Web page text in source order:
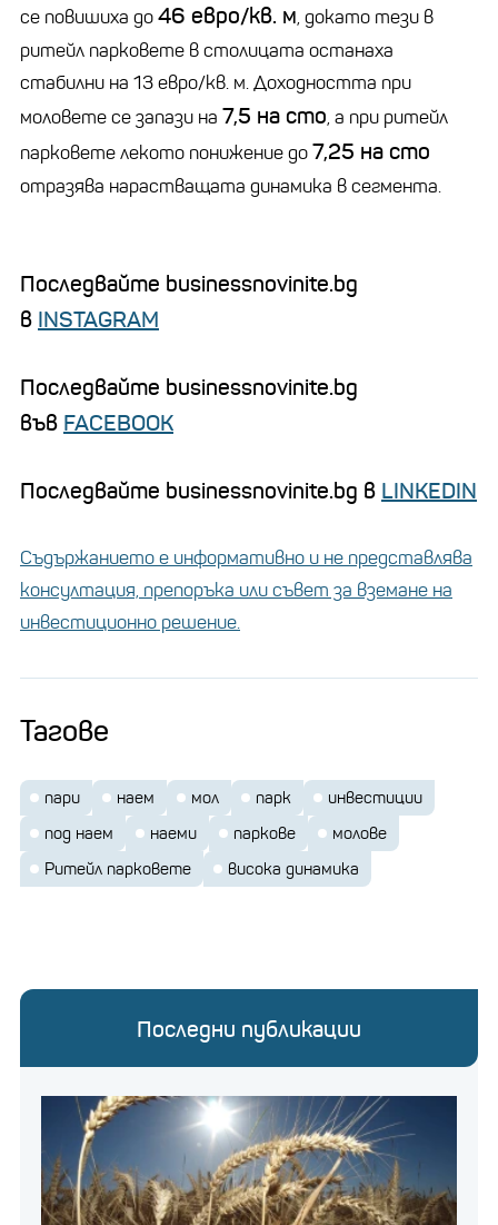
се повишиха до46 евро/кв. м, докато тези в
ритейл парковете в столицата останаха
стабилни на 13 евро/кв. м. Доходността при
моловете се запази на 7,5 на сто, а при ритейл
парковете лекото понижение до7,25 на сто
отразява нарастващата динамика в сегмента.
Последвайте businessnovinite.bg
в INSTAGRAM
Последвайте businessnovinite.bg
във FACEBOOK
Последвайте businessnovinite.bg в LINKEDIN
Съдържанието е информативно и не представлява
консултация, препоръка или съвет за вземане на
инвестиционно решение.
Тагове
пари наем мол парк
инвестиции
под наем
наеми паркове
молове
Ритейл парковете
висока динамика
Последни публикации